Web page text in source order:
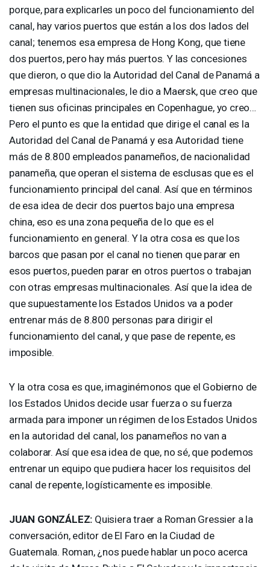
porque, para explicarles un poco del funcionamiento del
canal, hay varios puertos que están a los dos lados del
canal; tenemos esa empresa de Hong Kong, que tiene
dos puertos, pero hay más puertos. Y las concesiones
que dieron, o que dio la Autoridad del Canal de Panamá a
empresas multinacionales, le dio a Maersk, que creo que
tienen sus oficinas principales en Copenhague, yo creo…
Pero el punto es que la entidad que dirige el canal es la
Autoridad del Canal de Panamá y esa Autoridad tiene
más de 8.800 empleados panameños, de nacionalidad
panameña, que operan el sistema de esclusas que es el
funcionamiento principal del canal. Así que en términos
de esa idea de decir dos puertos bajo una empresa
china, eso es una zona pequeña de lo que es el
funcionamiento en general. Y la otra cosa es que los
barcos que pasan por el canal no tienen que parar en
esos puertos, pueden parar en otros puertos o trabajan
con otras empresas multinacionales. Así que la idea de
que supuestamente los Estados Unidos va a poder
entrenar más de 8.800 personas para dirigir el
funcionamiento del canal, y que pase de repente, es
imposible.
Y la otra cosa es que, imaginémonos que el Gobierno de
los Estados Unidos decide usar fuerza o su fuerza
armada para imponer un régimen de los Estados Unidos
en la autoridad del canal, los panameños no van a
colaborar. Así que esa idea de que, no sé, que podemos
entrenar un equipo que pudiera hacer los requisitos del
canal de repente, logísticamente es imposible.
JUAN GONZÁLEZ: Quisiera traer a Roman Gressier a la
conversación, editor de El Faro en la Ciudad de
Guatemala. Roman, ¿nos puede hablar un poco acerca